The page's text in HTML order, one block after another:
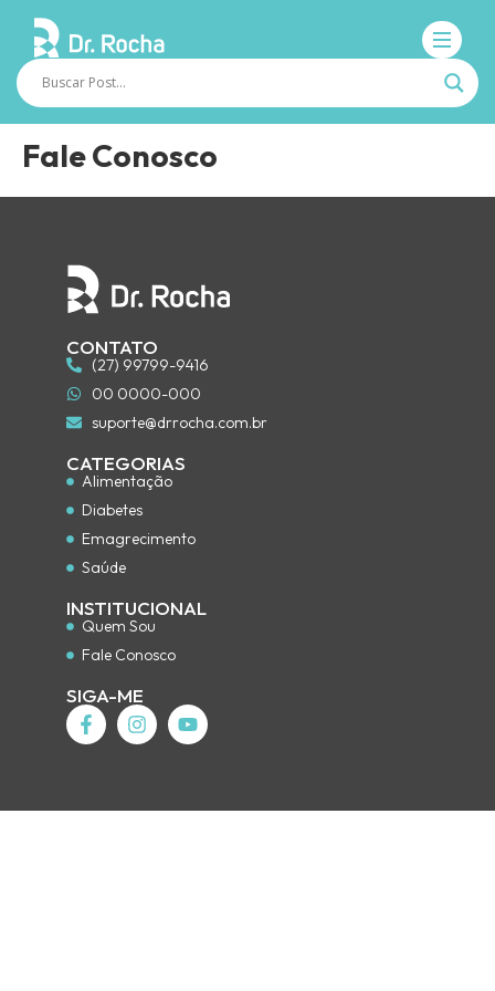
Fale Conosco
CONTATO
(27) 99799-9416
00 0000-000
suporte@drrocha.com.br
CATEGORIAS
Alimentação
Diabetes
Emagrecimento
Saúde
INSTITUCIONAL
Quem Sou
Fale Conosco
SIGA-ME